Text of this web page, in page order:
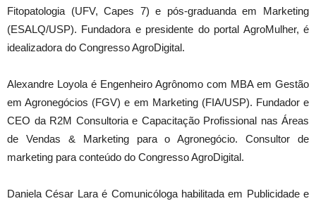
Fitopatologia (UFV, Capes 7) e pós-graduanda em Marketing
(ESALQ/USP). Fundadora e presidente do portal AgroMulher, é
idealizadora do Congresso AgroDigital.
Alexandre Loyola é Engenheiro Agrônomo com MBA em Gestão
em Agronegócios (FGV) e em Marketing (FIA/USP). Fundador e
CEO da R2M Consultoria e Capacitação Profissional nas Áreas
de Vendas & Marketing para o Agronegócio. Consultor de
marketing para conteúdo do Congresso AgroDigital.
Daniela César Lara é Comunicóloga habilitada em Publicidade e